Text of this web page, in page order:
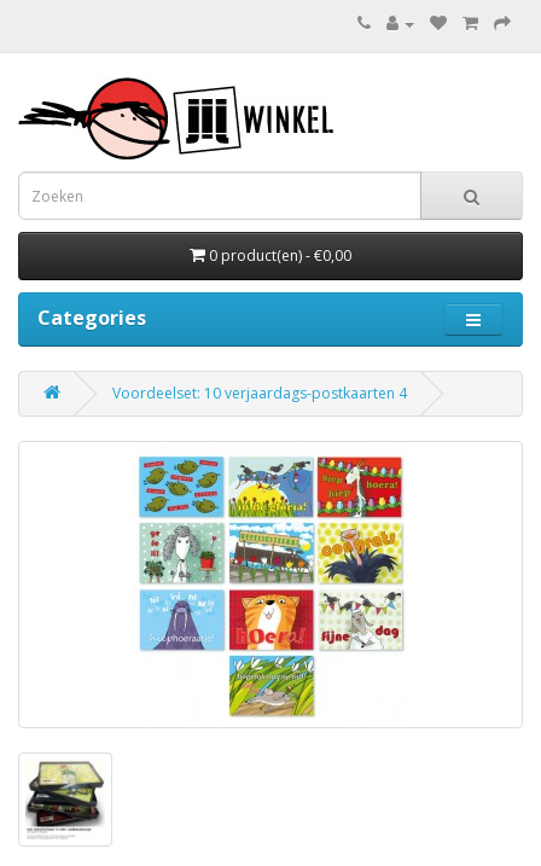
0 product(en) - €0,00
Categories
Voordeelset: 10 verjaardags-postkaarten 4